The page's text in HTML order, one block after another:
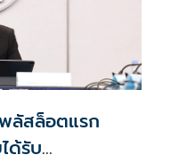
ลัสล็อตแรก
ด้รับ